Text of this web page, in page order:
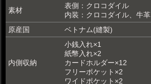
素材
表側：クロコダイル
内装：クロコダイル、牛革
原産国
ベトナム(縫製)
内側収納
小銭入れ×1
紙幣入れ×2
カードホルダー×12
フリーポケット×2
ワイドポケット×2